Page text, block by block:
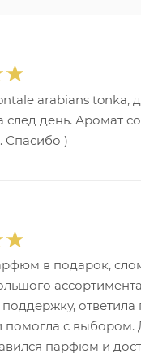
arabians tonka,
след день. Аромат
)
в подарок,
ответила
помогла с выбором.
парфюм и